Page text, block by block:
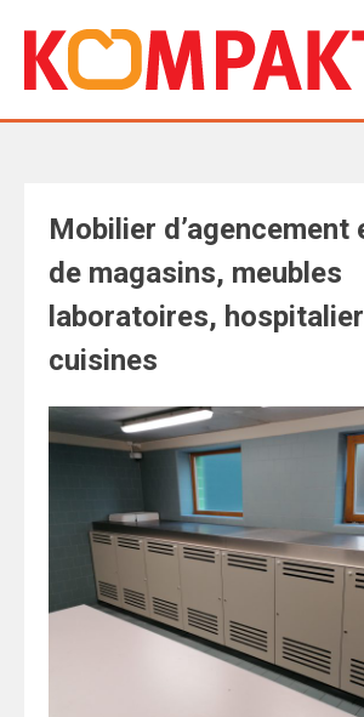
Mobilier d’agencement
de magasins, meubles
laboratoires,
cuisines